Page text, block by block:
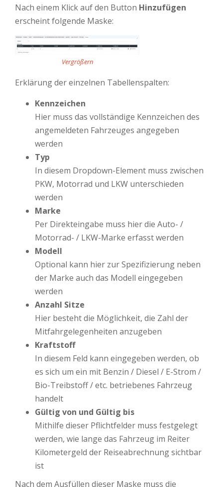
Nach einem Klick auf den Button Hinzufügen
erscheint folgende Maske:
Vergrößern
Erklärung der einzelnen Tabellenspalten:
Kennzeichen
Hier muss das vollständige Kennzeichen des
angemeldeten Fahrzeuges angegeben
werden
Typ
In diesem Dropdown-Element muss zwischen
PKW, Motorrad und LKW unterschieden
werden
Marke
Per Direkteingabe muss hier die Auto- /
Motorrad- / LKW-Marke erfasst werden
Modell
Optional kann hier zur Spezifizierung neben
der Marke auch das Modell eingegeben
werden
Anzahl Sitze
Hier besteht die Möglichkeit, die Zahl der
Mitfahrgelegenheiten anzugeben
Kraftstoff
In diesem Feld kann eingegeben werden, ob
es sich um ein mit Benzin / Diesel / E-Strom /
Bio-Treibstoff / etc. betriebenes Fahrzeug
handelt
Gültig von und Gültig bis
Mithilfe dieser Pflichtfelder muss festgelegt
werden, wie lange das Fahrzeug im Reiter
Kilometergeld der Reiseabrechnung sichtbar
ist
Nach dem Ausfüllen dieser Maske muss die